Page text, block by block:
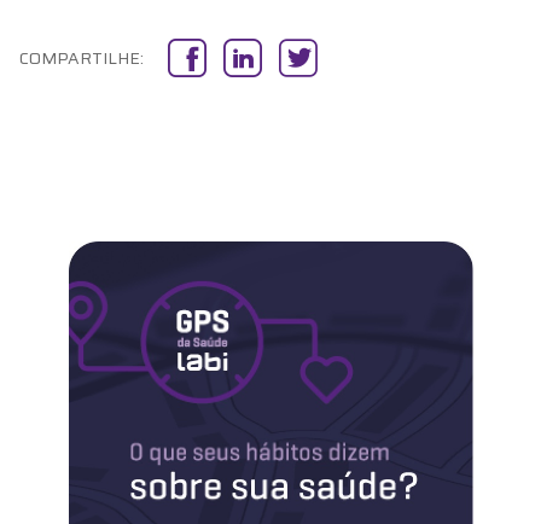
Saúde do Homem
Sobre o Labi
Testes
Conheça o Labi
COMPARTILHE: